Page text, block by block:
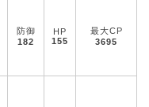
防御
182
HP
155
最大CP
3695